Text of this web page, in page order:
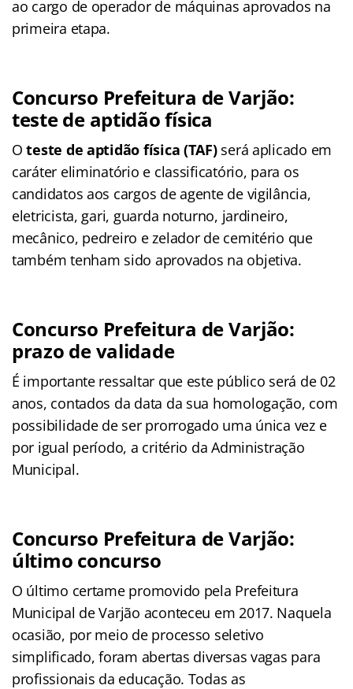
ao cargo de operador de máquinas aprovados na
primeira etapa.
Concurso Prefeitura de Varjão:
teste de aptidão física
Oteste de aptidão física (TAF) será aplicado em
caráter eliminatório e classificatório, para os
candidatos aos cargos de agente de vigilância,
eletricista, gari, guarda noturno, jardineiro,
mecânico, pedreiro e zelador de cemitério que
também tenham sido aprovados na objetiva.
Concurso Prefeitura de Varjão:
prazo de validade
É importante ressaltar que este público será de 02
anos, contados da data da sua homologação, com
possibilidade de ser prorrogado uma única vez e
por igual período, a critério da Administração
Municipal.
Concurso Prefeitura de Varjão:
último concurso
O último certame promovido pela Prefeitura
Municipal de Varjão aconteceu em 2017. Naquela
ocasião, por meio de processo seletivo
simplificado, foram abertas diversas vagas para
profissionais da educação. Todas as